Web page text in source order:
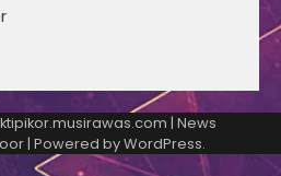
| News
| Powered byWordPress.